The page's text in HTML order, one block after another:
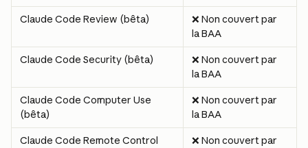
Claude Code Review (bêta)
❌ Non couvert par
la BAA
Claude Code Security (bêta)
❌ Non couvert par
la BAA
Claude Code Computer Use
(bêta)
❌ Non couvert par
la BAA
Claude Code Remote Control
❌ Non couvert par